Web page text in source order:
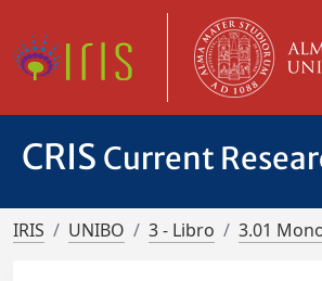
CRIS Current
IRIS UNIBO 3 - Libro 3.01